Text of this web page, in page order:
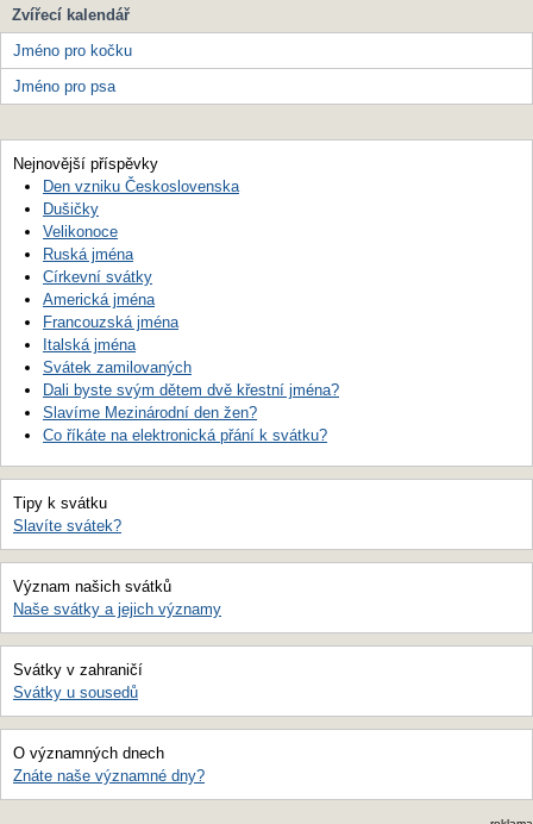
Zvířecí kalendář
Jméno pro kočku
Jméno pro psa
Nejnovější příspěvky
Den vzniku Československa
Dušičky
Velikonoce
Ruská jména
Církevní svátky
Americká jména
Francouzská jména
Italská jména
Svátek zamilovaných
Dali byste svým dětem dvě křestní jména?
Slavíme Mezinárodní den žen?
Co říkáte na elektronická přání k svátku?
Tipy k svátku
Slavíte svátek?
Význam našich svátků
Naše svátky a jejich významy
Svátky v zahraničí
Svátky u sousedů
O významných dnech
Znáte naše významné dny?